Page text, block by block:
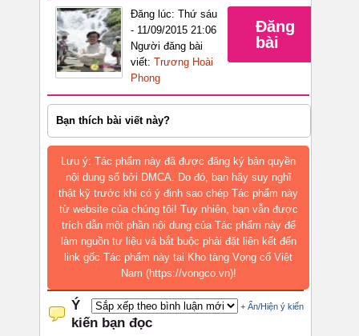
Đăng lúc: Thứ sáu
- 11/09/2015 21:06
Người đăng bài
viết: Trương Hoài
Phong
Đăng
bài
Bạn thích bài viết này?
Lưu ý: Tác phẩm này đã được đăng ký bản quyền
nội dung số bởi DMCA. Do đó, bạn hãy suy nghĩ
thật kỹ trước khi có ý định sao chép Tác phẩm này
từ website của chúng tôi! Tuy nhiên, bạn vẫn được
trích dẫn một phần nội dung của Tác phẩm này để
làm nguồn tư liệu và bắt buộc phải đặt liên kết đến
link gốc Tác phẩm này tại Kho tàng Vọng cổ Việt
Nam (https://vongco.vn)!